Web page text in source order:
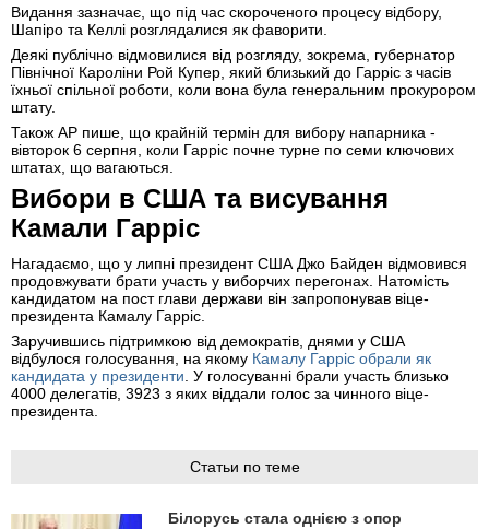
Видання зазначає, що під час скороченого процесу відбору,
Шапіро та Келлі розглядалися як фаворити.
Деякі публічно відмовилися від розгляду, зокрема, губернатор
Північної Кароліни Рой Купер, який близький до Гарріс з часів
їхньої спільної роботи, коли вона була генеральним прокурором
штату.
Також AP пише, що крайній термін для вибору напарника -
вівторок 6 серпня, коли Гарріс почне турне по семи ключових
штатах, що вагаються.
Вибори в США та висування
Камали Гарріс
Нагадаємо, що у липні президент США Джо Байден відмовився
продовжувати брати участь у виборчих перегонах. Натомість
кандидатом на пост глави держави він запропонував віце-
президента Камалу Гарріс.
Заручившись підтримкою від демократів, днями у США
відбулося голосування, на якому Камалу Гарріс обрали як
кандидата у президенти . У голосуванні брали участь близько
4000 делегатів, 3923 з яких віддали голос за чинного віце-
президента.
Статьи по теме
Білорусь стала однією з опор